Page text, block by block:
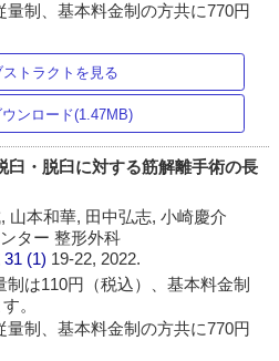
量制、基本料金制の方共に770円
ストラクトを見る
ンロード(1.47MB)
臼・脱臼に対する筋解離手術の長
山本和華, 田中弘志, 小崎慶介
ター 整形外科
31 (1) 19-22, 2022.
は110円（税込）、基本料金制
。
量制、基本料金制の方共に770円